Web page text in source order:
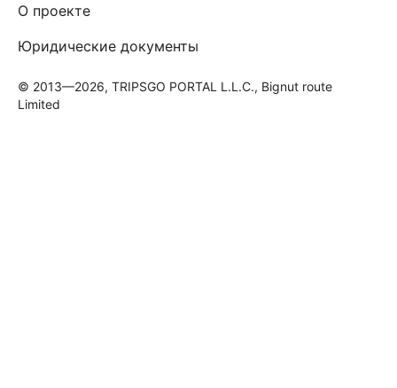
О проекте
Юридические документы
© 2013—2026, TRIPSGO PORTAL L.L.C., Bignut route
Limited